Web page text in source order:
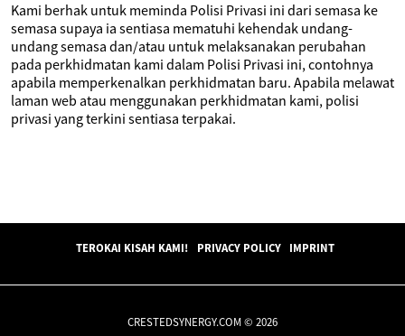
Kami berhak untuk meminda Polisi Privasi ini dari semasa ke
semasa supaya ia sentiasa mematuhi kehendak undang-
undang semasa dan/atau untuk melaksanakan perubahan
pada perkhidmatan kami dalam Polisi Privasi ini, contohnya
apabila memperkenalkan perkhidmatan baru. Apabila melawat
laman web atau menggunakan perkhidmatan kami, polisi
privasi yang terkini sentiasa terpakai.
TEROKAI KISAH KAMI! PRIVACY POLICY IMPRINT
CRESTEDSYNERGY.COM © 2026